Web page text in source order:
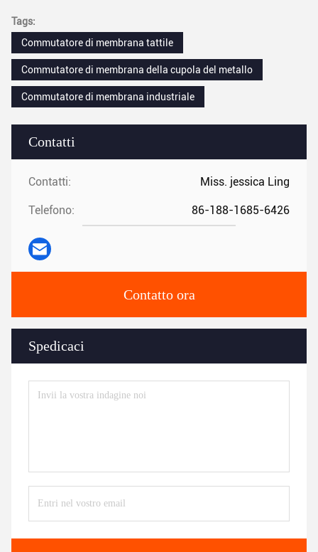
Contatti
Contatti: Miss. jessica Ling
Telefono: 86-188-1685-6426
Contatto ora
Spedicaci
Tags:
Commutatore di membrana tattile
Commutatore di membrana della cupola del metallo
Commutatore di membrana industriale